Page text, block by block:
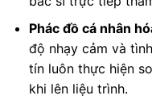
Phác đồ cá nhân
độ nhạy cảm và
tín luôn thực hiện
khi lên liệu trình.